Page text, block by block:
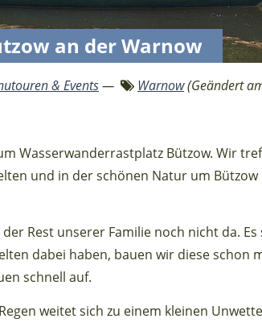
an der Warnow
& Events— Warnow(Geändert
Wasserwanderrastplatz Bützow. Wir
und in der schönen Natur um
Rest unserer Familie noch nicht da.
dabei haben, bauen wir diese schon
schnell auf.
weitet sich zu einem kleinen